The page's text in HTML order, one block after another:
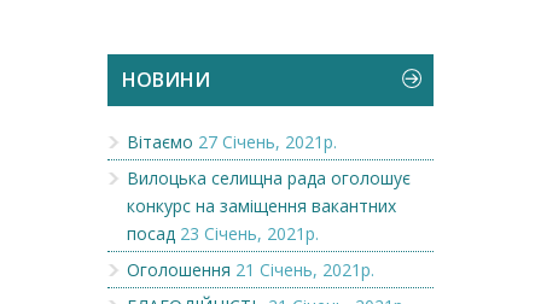
НОВИНИ
Вітаємо 27 Січень, 2021р.
Вилоцька селищна рада оголошує
конкурс на заміщення вакантних
посад 23 Січень, 2021р.
Оголошення 21 Січень, 2021р.